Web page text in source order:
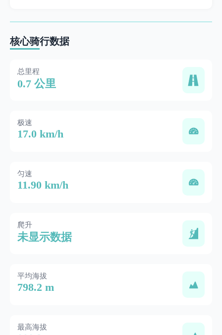
核心骑行数据
总里程
0.7 公里
极速
17.0 km/h
匀速
11.90 km/h
爬升
未显示数据
平均海拔
798.2 m
最高海拔